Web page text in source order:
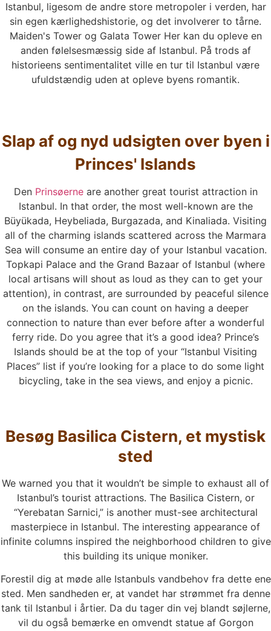
Istanbul, ligesom de andre store metropoler i verden, har
sin egen kærlighedshistorie, og det involverer to tårne.
Maiden's Tower og Galata Tower Her kan du opleve en
anden følelsesmæssig side af Istanbul. På trods af
historieens sentimentalitet ville en tur til Istanbul være
ufuldstændig uden at opleve byens romantik.
Slap af og nyd udsigten over byen i
Princes' Islands
Den Prinsøerneare another great tourist attraction in
Istanbul. In that order, the most well-known are the
Büyükada, Heybeliada, Burgazada, and Kinaliada. Visiting
all of the charming islands scattered across the Marmara
Sea will consume an entire day of your Istanbul vacation.
Topkapi Palace and the Grand Bazaar of Istanbul (where
local artisans will shout as loud as they can to get your
attention), in contrast, are surrounded by peaceful silence
on the islands. You can count on having a deeper
connection to nature than ever before after a wonderful
ferry ride. Do you agree that it’s a good idea? Prince’s
Islands should be at the top of your “Istanbul Visiting
Places” list if you’re looking for a place to do some light
bicycling, take in the sea views, and enjoy a picnic.
Besøg Basilica Cistern, et mystisk
sted
We warned you that it wouldn’t be simple to exhaust all of
Istanbul’s tourist attractions. The Basilica Cistern, or
“Yerebatan Sarnici,” is another must-see architectural
masterpiece in Istanbul. The interesting appearance of
infinite columns inspired the neighborhood children to give
this building its unique moniker.
Forestil dig at møde alle Istanbuls vandbehov fra dette ene
sted. Men sandheden er, at vandet har strømmet fra denne
tank til Istanbul i årtier. Da du tager din vej blandt søjlerne,
vil du også bemærke en omvendt statue af Gorgon